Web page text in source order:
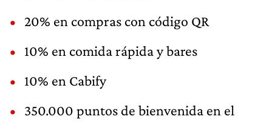
20% en compras con código QR
10% en comida rápida y bares
10% en Cabify
350.000 puntos de bienvenida en el